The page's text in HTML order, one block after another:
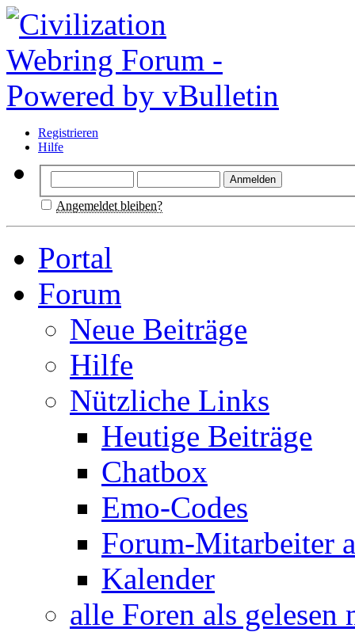
Registrieren
Hilfe
Angemeldet bleiben?
Portal
Forum
Neue Beiträge
Hilfe
Nützliche Links
Heutige Beiträge
Chatbox
Emo-Codes
Forum-Mitarbeiter
Kalender
alle Foren als gelesen